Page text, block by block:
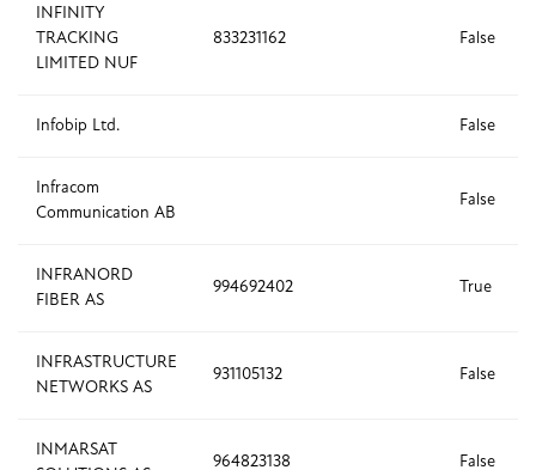
INFINITY
TRACKING
LIMITED NUF
833231162 False
Infobip Ltd. False
Infracom
Communication AB
False
INFRANORD
FIBER AS
994692402 True
INFRASTRUCTURE
NETWORKS AS
931105132 False
INMARSAT
964823138 False